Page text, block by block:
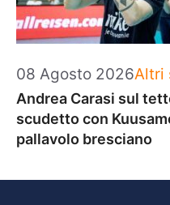
08 Agosto 2026Altri
Andrea Carasi sul
scudetto con
pallavolo bresciano